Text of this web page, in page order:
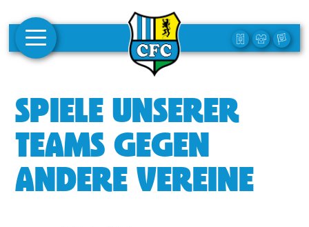
1. MANNSCHAFT
FRAUEN
CAMPUS
SPIELE UNSERER
TEAMS GEGEN
ANDERE VEREINE